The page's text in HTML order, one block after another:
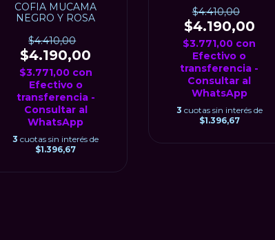
COFIA MUCAMA
NEGRO Y ROSA
$4.410,00
$4.190,00
$3.771,00 con
Efectivo o
transferencia -
Consultar al
WhatsApp
3 cuotas sin interés de
$1.396,67
$4.410,00
$4.190,00
$3.771,00 con
Efectivo o
transferencia -
Consultar al
WhatsApp
3 cuotas sin interés de
$1.396,67